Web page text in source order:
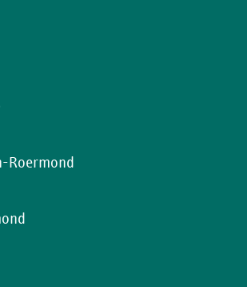
Roermond